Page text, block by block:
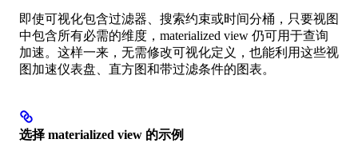
即使可视化包含过滤器、搜索约束或时间分桶，只要视图
中包含所有必需的维度，materialized view 仍可用于查询
加速。这样一来，无需修改可视化定义，也能利用这些视
图加速仪表盘、直方图和带过滤条件的图表。
选择 materialized view 的示例